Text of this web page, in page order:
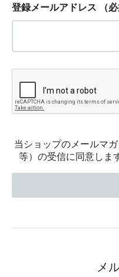
登録メールアドレス （
当ショップのメールマ
等）の受信に同意しま
メ